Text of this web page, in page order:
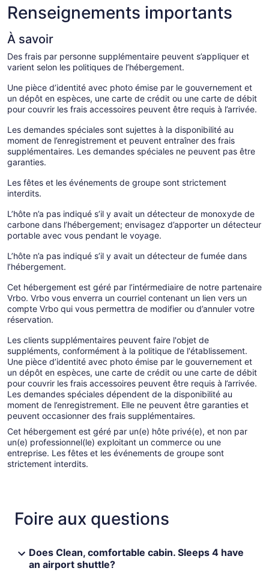
Renseignements importants
À savoir
Des frais par personne supplémentaire peuvent s’appliquer et
varient selon les politiques de l’hébergement.
Une pièce d’identité avec photo émise par le gouvernement et
un dépôt en espèces, une carte de crédit ou une carte de débit
pour couvrir les frais accessoires peuvent être requis à l’arrivée.
Les demandes spéciales sont sujettes à la disponibilité au
moment de l’enregistrement et peuvent entraîner des frais
supplémentaires. Les demandes spéciales ne peuvent pas être
garanties.
Les fêtes et les événements de groupe sont strictement
interdits.
L’hôte n’a pas indiqué s’il y avait un détecteur de monoxyde de
carbone dans l’hébergement; envisagez d’apporter un détecteur
portable avec vous pendant le voyage.
L’hôte n’a pas indiqué s’il y avait un détecteur de fumée dans
l’hébergement.
Cet hébergement est géré par l’intérmediaire de notre partenaire
Vrbo. Vrbo vous enverra un courriel contenant un lien vers un
compte Vrbo qui vous permettra de modifier ou d’annuler votre
réservation.
Les clients supplémentaires peuvent faire l'objet de
suppléments, conformément à la politique de l'établissement.
Une pièce d’identité avec photo émise par le gouvernement et
un dépôt en espèces, une carte de crédit ou une carte de débit
pour couvrir les frais accessoires peuvent être requis à l’arrivée.
Les demandes spéciales dépendent de la disponibilité au
moment de l’enregistrement. Elle ne peuvent être garanties et
peuvent occasionner des frais supplémentaires.
Cet hébergement est géré par un(e) hôte privé(e), et non par
un(e) professionnel(le) exploitant un commerce ou une
entreprise. Les fêtes et les événements de groupe sont
strictement interdits.
Foire aux questions
Does Clean, comfortable cabin. Sleeps 4 have
an airport shuttle?